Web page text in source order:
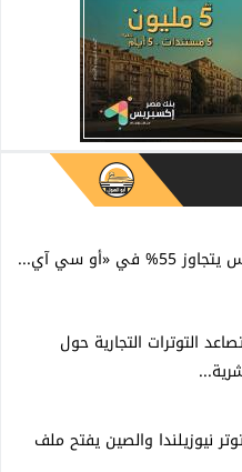
في «أو سي آي...
التوترات التجارية حول
نيوزيلندا والصين يفتح ملف